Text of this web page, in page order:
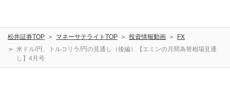
松井証券TOP マネーサテライトTOP 投資情報動画
FX
米ドル/円、トルコリラ/円の見通し（後編）【エミンの月間為替相場見通
し】4月号